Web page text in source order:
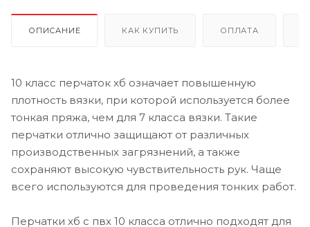
ОПИСАНИЕ КАК КУПИТЬ ОПЛАТА
10 класс перчаток хб означает повышенную
плотность вязки, при которой используется более
тонкая пряжа, чем для 7 класса вязки. Такие
перчатки отлично защищают от различных
производственных загрязнений, а также
сохраняют высокую чувствительность рук. Чаще
всего используются для проведения тонких работ.
Перчатки хб с пвх 10 класса отлично подходят для